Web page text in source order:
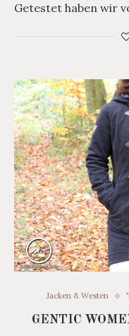
Getestet haben wir
Jacken & Westen
GENTIC